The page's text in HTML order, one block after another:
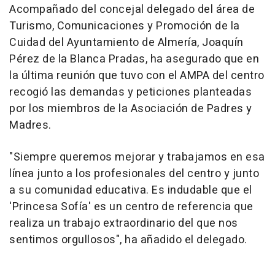
Acompañado del concejal delegado del área de
Turismo, Comunicaciones y Promoción de la
Cuidad del Ayuntamiento de Almería, Joaquín
Pérez de la Blanca Pradas, ha asegurado que en
la última reunión que tuvo con el AMPA del centro
recogió las demandas y peticiones planteadas
por los miembros de la Asociación de Padres y
Madres.
"Siempre queremos mejorar y trabajamos en esa
línea junto a los profesionales del centro y junto
a su comunidad educativa. Es indudable que el
'Princesa Sofía' es un centro de referencia que
realiza un trabajo extraordinario del que nos
sentimos orgullosos", ha añadido el delegado.